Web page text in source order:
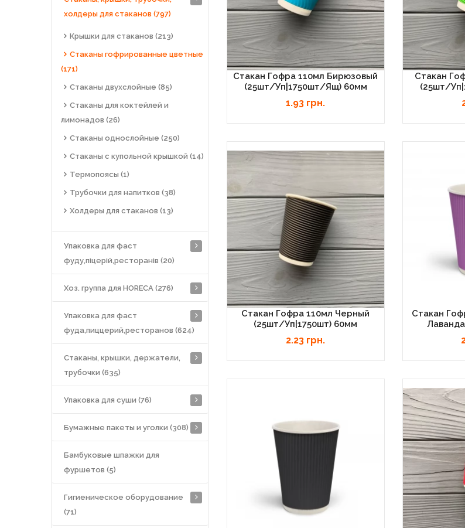
холдеры для стаканов (797)
Крышки для стаканов (213)
Стаканы гофрированные цветные
(171)
Стаканы двухслойные (85)
Стаканы для коктейлей и
лимонадов (26)
Стаканы однослойные (250)
Стаканы с купольной крышкой (14)
Термопоясы (1)
Трубочки для напитков (38)
Холдеры для стаканов (13)
Упаковка для фаст
фуду,піцерій,ресторанів (20)
Хоз. группа для HORECA (276)
Упаковка для фаст
фуда,пиццерий,ресторанов (624)
Стаканы, крышки, держатели,
трубочки (635)
Упаковка для суши (76)
Бумажные пакеты и уголки (308)
Бамбуковые шпажки для
фуршетов (5)
Гигиеническое оборудование
(71)
Стакан Гофра 110мл Бирюзовый
(25шт/уп|1750шт/ящ) 60мм
1.93 грн.
Стакан
(25шт/
Стакан Гофра 110мл Черный
(25шт/уп|1750шт) 60мм
2.23 грн.
Стакан